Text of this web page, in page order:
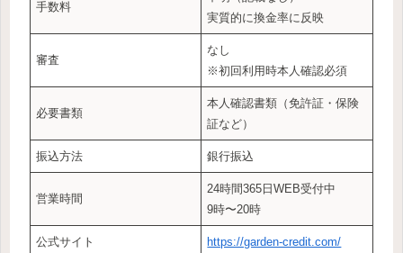
手数料
実質的に換金率に反映
審査
なし
※初回利用時本人確認必須
必要書類
本人確認書類（免許証・保険
証など）
振込方法 銀行振込
営業時間
24時間365日WEB受付中
9時〜20時
公式サイト https://garden-credit.com/